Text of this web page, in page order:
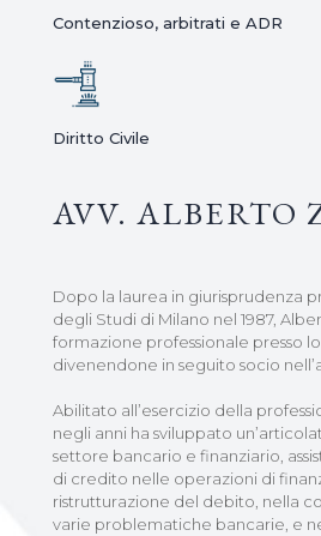
Contenzioso, arbitrati e ADR
Diritto Civile
AVV. ALBERTO
Dopo la laurea in giurisprudenza
degli Studi di Milano nel 1987,
formazione professionale presso
divenendone in seguito socio
Abilitato all’esercizio della
negli anni ha sviluppato
settore bancario e finanziario,
di credito nelle operazioni di
ristrutturazione del debito, nella
varie problematiche bancarie, e